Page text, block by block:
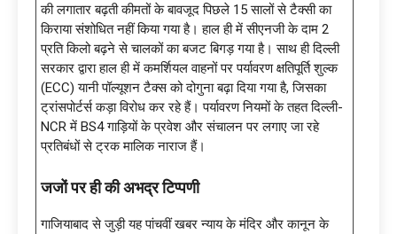
की लगातार बढ़ती कीमतों के बावजूद पिछले 15 सालों से टैक्सी का
किराया संशोधित नहीं किया गया है। हाल ही में सीएनजी के दाम 2
प्रति किलो बढ़ने से चालकों का बजट बिगड़ गया है। साथ ही दिल्ली
सरकार द्वारा हाल ही में कमर्शियल वाहनों पर पर्यावरण क्षतिपूर्ति शुल्क
(ECC) यानी पॉल्यूशन टैक्स को दोगुना बढ़ा दिया गया है, जिसका
ट्रांसपोर्टर्स कड़ा विरोध कर रहे हैं। पर्यावरण नियमों के तहत दिल्ली-
NCR में BS4 गाड़ियों के प्रवेश और संचालन पर लगाए जा रहे
प्रतिबंधों से ट्रक मालिक नाराज हैं।
जजों पर ही की अभद्र टिप्पणी
गाजियाबाद से जुड़ी यह पांचवीं खबर न्याय के मंदिर और कानून के